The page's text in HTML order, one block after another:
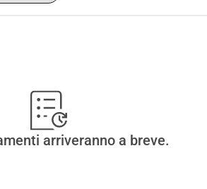
arriveranno a breve.